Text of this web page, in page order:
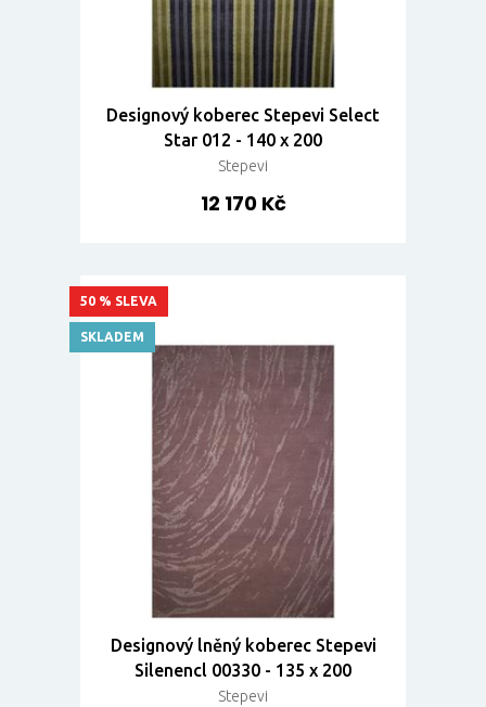
Designový koberec Stepevi Select
Star 012 - 140 x 200
Stepevi
12 170 Kč
Designový lněný koberec Stepevi
Silenencl 00330 - 135 x 200
Stepevi
50 % SLEVA
SKLADEM